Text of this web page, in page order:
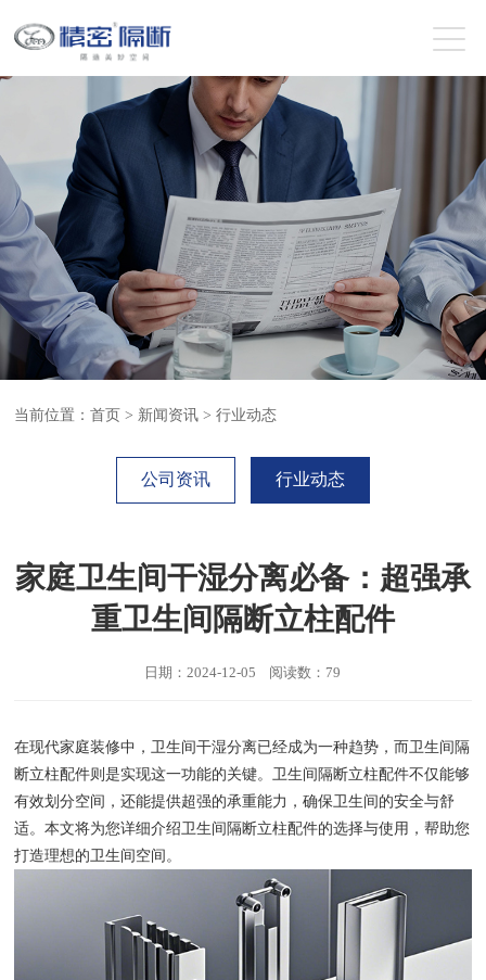
当前位置：首页 > 新闻资讯 >行业动态
公司资讯 行业动态
家庭卫生间干湿分离必备：超强承
重卫生间隔断立柱配件
日期：2024-12-05 阅读数：79
在现代家庭装修中，卫生间干湿分离已经成为一种趋势，而卫生间隔
断立柱配件则是实现这一功能的关键。卫生间隔断立柱配件不仅能够
有效划分空间，还能提供超强的承重能力，确保卫生间的安全与舒
适。本文将为您详细介绍卫生间隔断立柱配件的选择与使用，帮助您
打造理想的卫生间空间。